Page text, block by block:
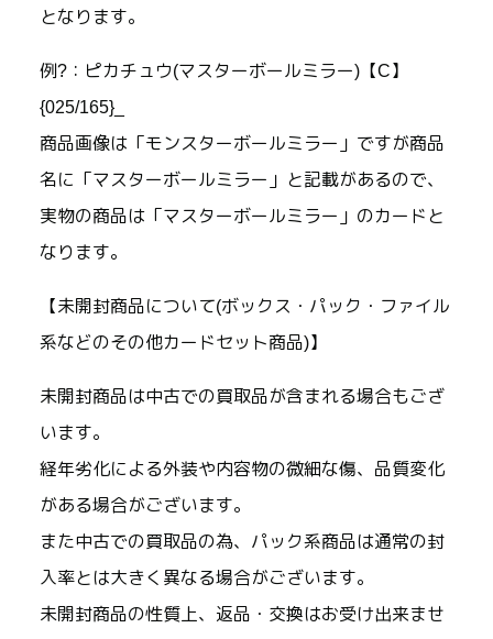
となります。
例?：ピカチュウ(マスターボールミラー)【C】
{025/165}_
商品画像は「モンスターボールミラー」ですが商品
名に「マスターボールミラー」と記載があるので、
実物の商品は「マスターボールミラー」のカードと
なります。
【未開封商品について(ボックス・パック・ファイル
系などのその他カードセット商品)】
未開封商品は中古での買取品が含まれる場合もござ
います。
経年劣化による外装や内容物の微細な傷、品質変化
がある場合がございます。
また中古での買取品の為、パック系商品は通常の封
入率とは大きく異なる場合がございます。
未開封商品の性質上、返品・交換はお受け出来ませ